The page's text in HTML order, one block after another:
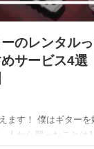
のレンタル
サービス4選
ます！ 僕はギター
人から習ったことは